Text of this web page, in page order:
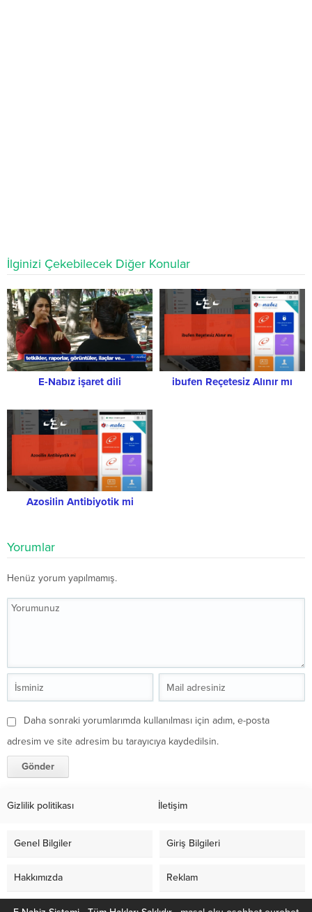
İlginizi Çekebilecek Diğer Konular
E-Nabız işaret dili ibufen Reçetesiz Alınır mı
Azosilin Antibiyotik mi
Yorumlar
Henüz yorum yapılmamış.
Daha sonraki yorumlarımda kullanılması için adım, e-posta
adresim ve site adresim bu tarayıcıya kaydedilsin.
Gizlilik politikası İletişim
Genel Bilgiler Giriş Bilgileri
Hakkımızda Reklam